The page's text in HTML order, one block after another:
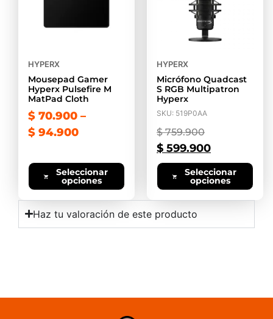
HYPERX
Mousepad Gamer
Hyperx Pulsefire M
MatPad Cloth
$ 70.900 –
$ 94.900
Seleccionar
opciones
HYPERX
Micrófono Quadcast
S RGB Multipatron
Hyperx
SKU: 519P0AA
$759.900
$ 599.900
Seleccionar
opciones
Haz tu valoración de este producto